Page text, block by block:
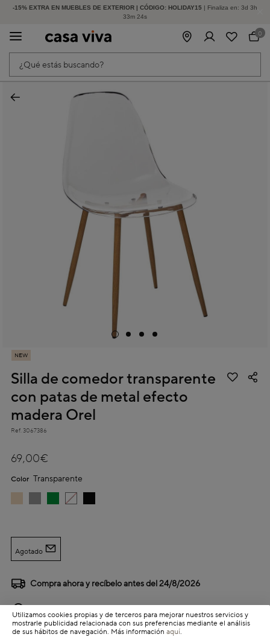
-15% EXTRA EN MUEBLES DE EXTERIOR | CÓDIGO: HOLIDAY15 | Finaliza en: 3d 3h
33m 23s
HASTA -60% DE DESCUENTO | SEGUNDAS REBAJAS
¿Qué estás buscando?
0
NEW
Silla de comedor transparente
con patas de metal efecto
madera Orel
Ref. 3067386
69,00€
Color Transparente
Agotado
Compra ahora y recíbelo antes del24/8/2026
Disponibilidad en tienda
Utilizamos cookies propias y de terceros para mejorar nuestros servicios y
mostrarle publicidad relacionada con sus preferencias mediante el análisis
de sus hábitos de navegación. Más información aquí.